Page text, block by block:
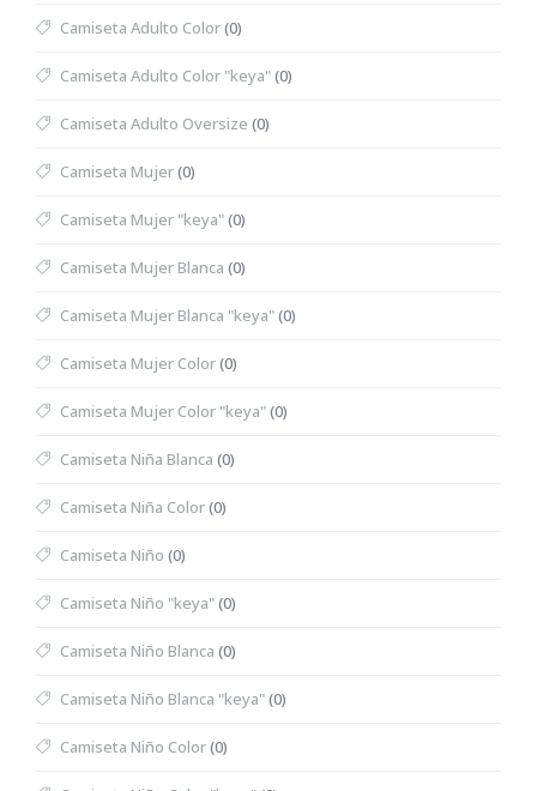
Camiseta Adulto Color(0)
Camiseta Adulto Color "keya"(0)
Camiseta Adulto Oversize (0)
Camiseta Mujer(0)
Camiseta Mujer "keya"(0)
Camiseta Mujer Blanca (0)
Camiseta Mujer Blanca "keya"(0)
Camiseta Mujer Color(0)
Camiseta Mujer Color "keya"(0)
Camiseta Niña Blanca (0)
Camiseta Niña Color(0)
Camiseta Niño (0)
Camiseta Niño "keya"(0)
Camiseta Niño Blanca (0)
Camiseta Niño Blanca "keya"(0)
Camiseta Niño Color(0)